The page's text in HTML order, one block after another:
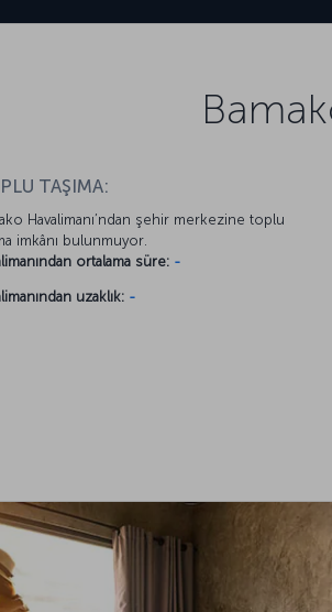
TAŞIMA:
Havalimanı’ndan şehir merkezine toplu
imkânı bulunmuyor.
ortalama süre: -
uzaklık: -